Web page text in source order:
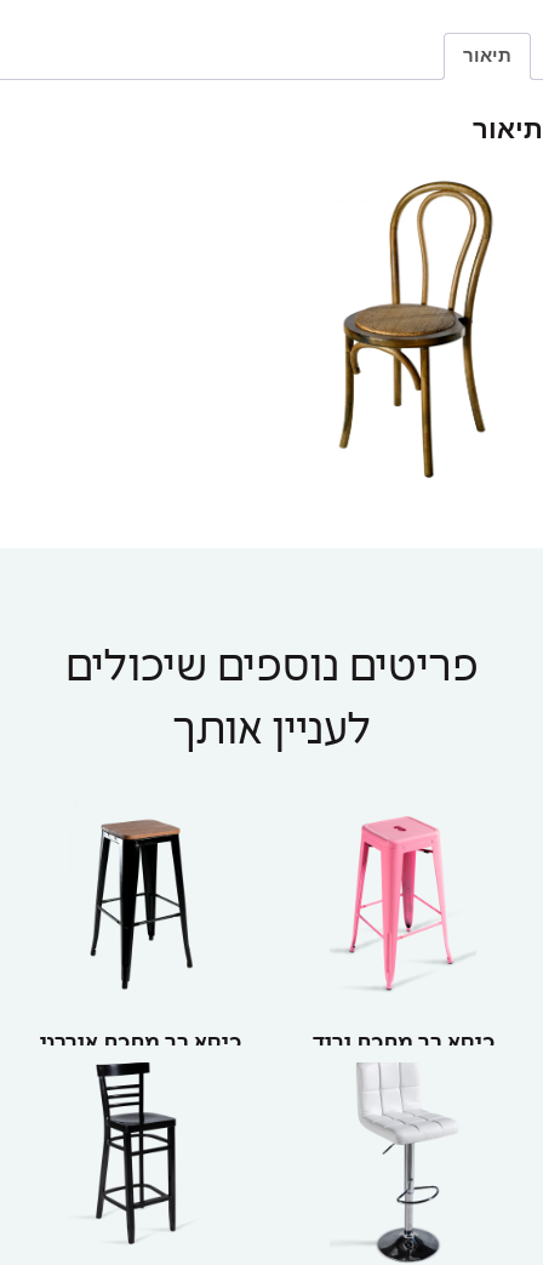
תיאור
תיאור
פריטים נוספים שיכולים
לעניין אותך
כיסא בר מתכת ורוד כיסא בר מתכת אורבני